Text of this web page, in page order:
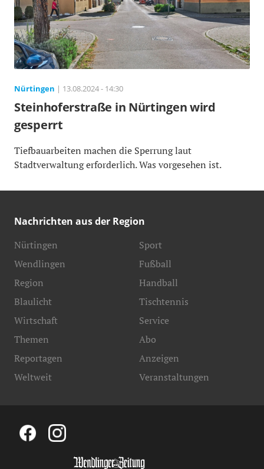
Nürtingen | 13.08.2024 - 14:30
Steinhoferstraße in Nürtingen wird
gesperrt
Tiefbauarbeiten machen die Sperrung laut
Stadtverwaltung erforderlich. Was vorgesehen ist.
Nachrichten aus der Region
Nürtingen
Wendlingen
Region
Blaulicht
Sport
Fußball
Handball
Tischtennis
Wirtschaft
Themen
Reportagen
Weltweit
Service
Abo
Anzeigen
Veranstaltungen